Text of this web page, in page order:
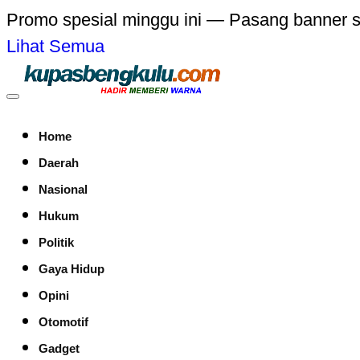
Promo spesial minggu ini — Pasang banner
Lihat Semua
Home
Daerah
Nasional
Hukum
Politik
Gaya Hidup
Opini
Otomotif
Gadget